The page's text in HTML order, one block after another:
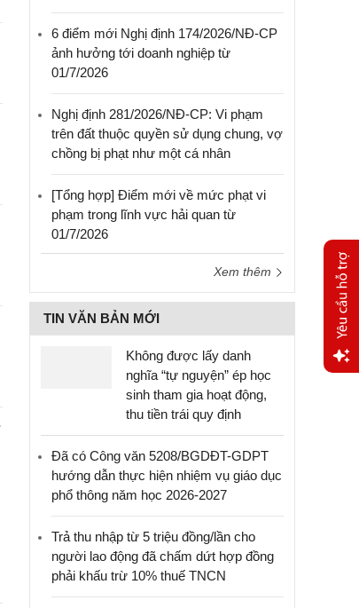
6 điểm mới Nghị định 174/2026/NĐ-CP
ảnh hưởng tới doanh nghiệp từ
01/7/2026
Nghị định 281/2026/NĐ-CP: Vi phạm
trên đất thuộc quyền sử dụng chung, vợ
chồng bị phạt như một cá nhân
[Tổng hợp] Điểm mới về mức phạt vi
phạm trong lĩnh vực hải quan từ
01/7/2026
Xem thêm
TIN VĂN BẢN MỚI
Không được lấy danh
nghĩa “tự nguyện” ép học
sinh tham gia hoạt động,
thu tiền trái quy định
Đã có Công văn 5208/BGDĐT-GDPT
hướng dẫn thực hiện nhiệm vụ giáo dục
phổ thông năm học 2026-2027
Trả thu nhập từ 5 triệu đồng/lần cho
người lao động đã chấm dứt hợp đồng
phải khấu trừ 10% thuế TNCN